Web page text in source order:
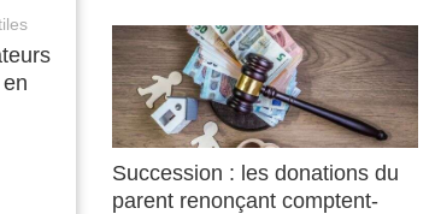
Succession : les donations du
parent renonçant comptent-